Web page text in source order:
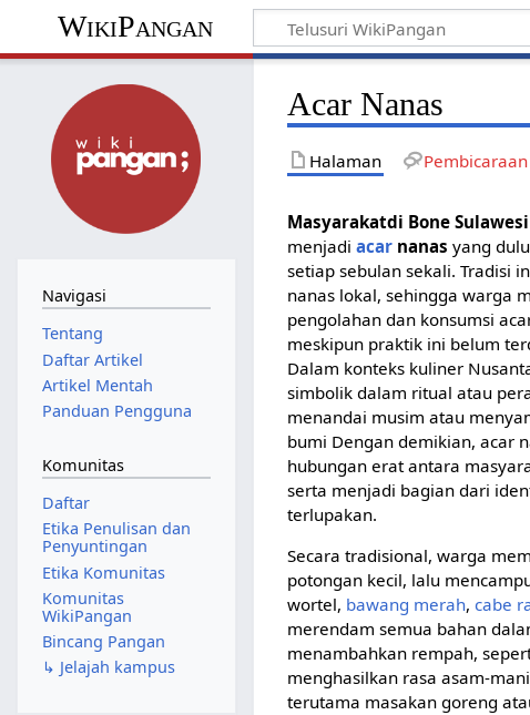
WikiPangan
Acar Nanas
Halaman Pembicaraan
Masyarakatdi Bone
menjadiacar nanas yang
setiap sebulan sekali. Tradisi
nanas lokal, sehingga warga
pengolahan dan konsumsi
meskipun praktik ini belum
Dalam konteks kuliner
simbolik dalam ritual atau
menandai musim atau
bumi Dengan demikian, acar
hubungan erat antara
serta menjadi bagian dari
terlupakan.
Secara tradisional, warga
potongan kecil, lalu
wortel, bawang merah,cabe
merendam semua bahan
menambahkan rempah,
menghasilkan rasa asam-
terutama masakan goreng
Navigasi
Tentang
Daftar Artikel
Artikel Mentah
Panduan Pengguna
Komunitas
Daftar
Etika Penulisan dan
Penyuntingan
Etika Komunitas
Komunitas
WikiPangan
Bincang Pangan
↳ Jelajah kampus